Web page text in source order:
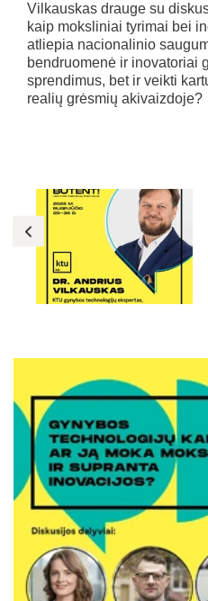
Vilkauskas drauge su
kaip moksliniai tyrimai bei
atliepia nacionalinio
bendruomenė ir inovatoriai
sprendimus, bet ir veikti
realių grėsmių akivaizdoje?